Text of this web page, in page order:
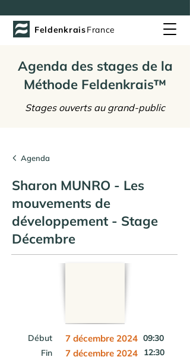
FeldenkraisFrance
Agenda des stages de la
Méthode Feldenkrais™
Stages ouverts au grand-public
Agenda
Sharon MUNRO - Les
mouvements de
développement - Stage
Décembre
Début 7 décembre 2024 09:30
Fin
7 décembre 2024 12:30